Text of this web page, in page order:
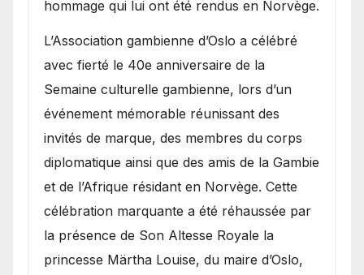
hommage qui lui ont été rendus en Norvège.
​L’Association gambienne d’Oslo a célébré
avec fierté le 40e anniversaire de la
Semaine culturelle gambienne, lors d’un
événement mémorable réunissant des
invités de marque, des membres du corps
diplomatique ainsi que des amis de la Gambie
et de l’Afrique résidant en Norvège. Cette
célébration marquante a été réhaussée par
la présence de Son Altesse Royale la
princesse Märtha Louise, du maire d’Oslo,